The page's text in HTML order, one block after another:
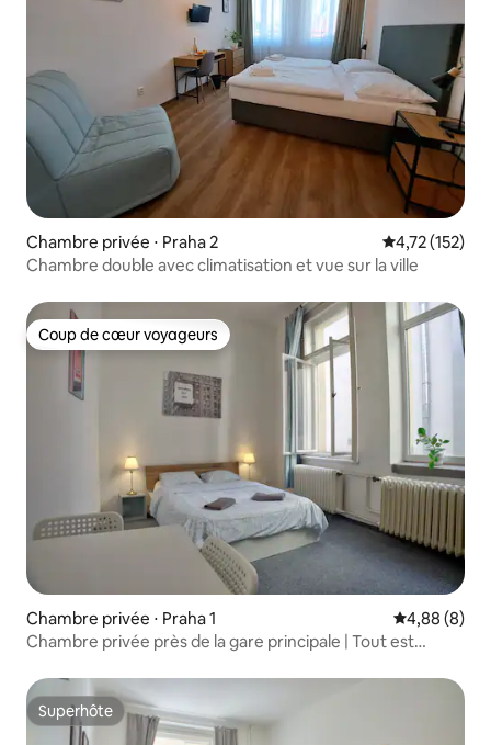
Chambre privée ⋅ Praha 2 Évaluation
4,72 (152)
Chambre double avec climatisation et vue sur la ville
Coup de cœur voyageurs
Coup de cœur voyageurs
Chambre privée ⋅ Praha 1 Évaluation
4,88 (8)
Chambre privée près de la gare principale | Tout est
Superhôte
Superhôte